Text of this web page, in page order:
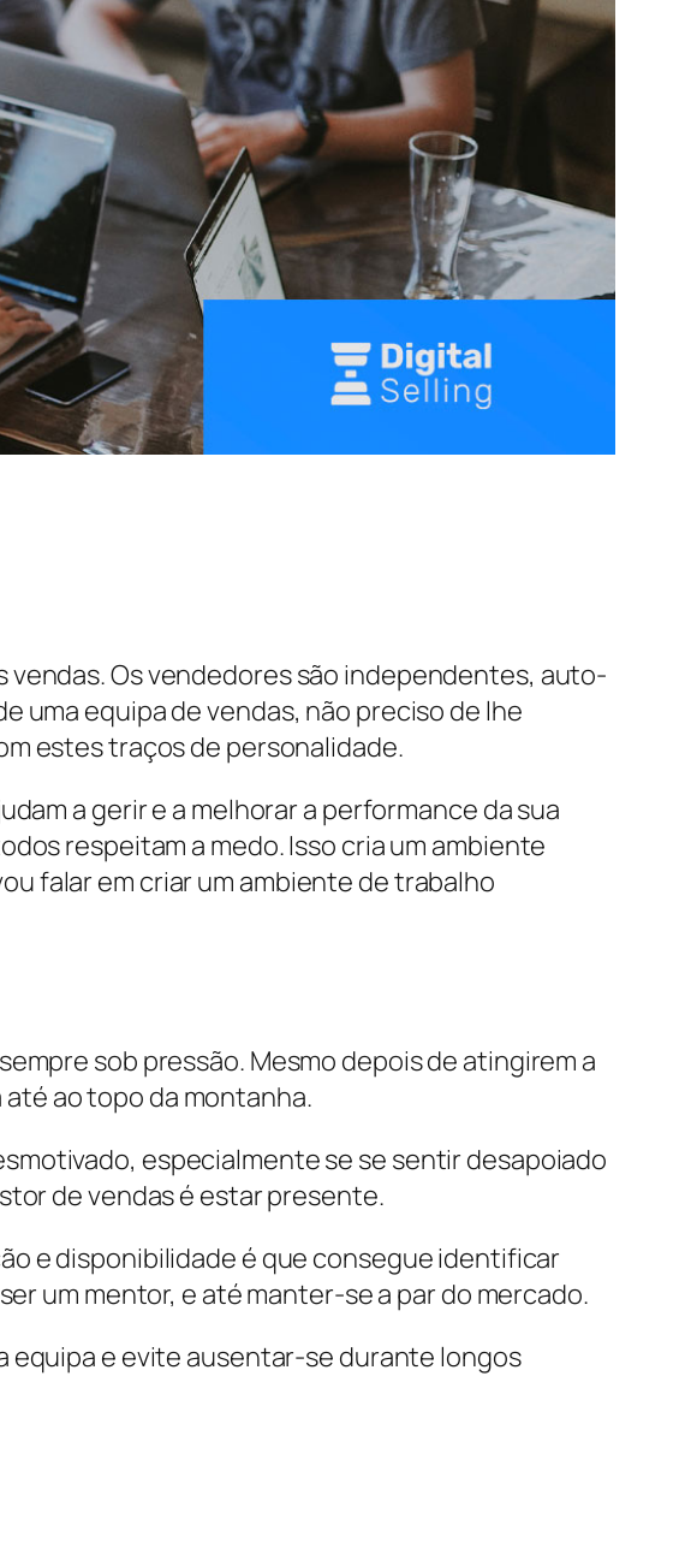
Os vendedores são independentes, auto-
uma equipa de vendas, não preciso de lhe
estes traços de personalidade.
a gerir e a melhorar a performance da sua
respeitam a medo. Isso cria um ambiente
falar em criar um ambiente de trabalho
sob pressão. Mesmo depois de atingirem a
até ao topo da montanha.
especialmente se se sentir desapoiado
de vendas é estar presente.
e disponibilidade é que consegue identificar
um mentor, e até manter-se a par do mercado.
equipa e evite ausentar-se durante longos